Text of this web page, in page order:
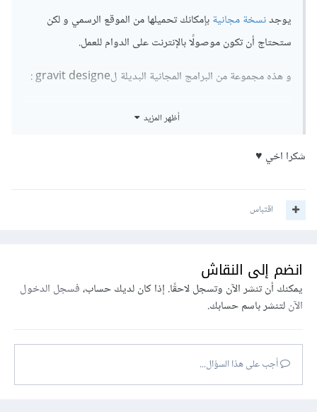
يوجدنسخة مجانيةبإمكانك تحميلها من الموقع الرسمي و لكن
ستحتاج أن تكون موصولًا بالإنترنت على الدوام للعمل.
و هذه مجموعة من البرامج المجانية البديلة لgravit designe :
4 -
GRAVIT
أظهر المزيد
شكرا اخي ♥
اقتباس
انضم إلى النقاش
يمكنك أن تنشر الآن وتسجل لاحقًا. إذا كان لديك حساب،فسجل الدخول
الآنلتنشر باسم حسابك.
أجب على هذا السؤال...